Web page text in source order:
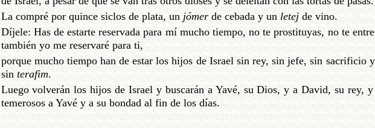
La compré por quince siclos de plata, unjómerde cebada y unletejde vino.
Díjele: Has de estarte reservada para mí mucho tiempo, no te prostituyas, no te
también yo me reservaré para ti,
porque mucho tiempo han de estar los hijos de Israel sin rey, sin jefe, sin sacrificio
sinterafim.
Luego volverán los hijos de Israel y buscarán a Yavé, su Dios, y a David, su rey, y
temerosos a Yavé y a su bondad al fin de los días.